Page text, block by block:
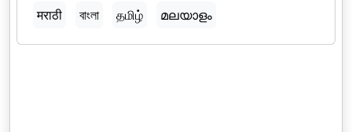
मराठी
বাংলা தமிழ் മലയാളം